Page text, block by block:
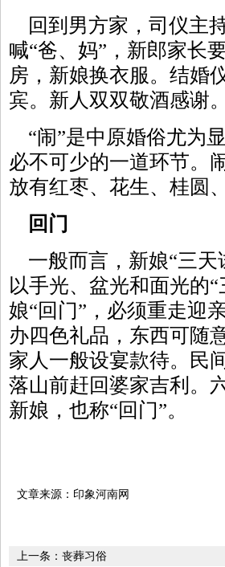
回到男方家，司仪主
喊“爸、妈”，新郎家长
房，新娘换衣服。结婚
宾。新人双双敬酒感谢。
“闹”是中原婚俗尤为
必不可少的一道环节。
放有红枣、花生、桂圆
回门
一般而言，新娘“三天
以手光、盆光和面光的
娘“回门”，必须重走迎
办四色礼品，东西可随
家人一般设宴款待。民
落山前赶回婆家吉利。
新娘，也称“回门”。
文章来源：印象河南网
上一条： 丧葬习俗